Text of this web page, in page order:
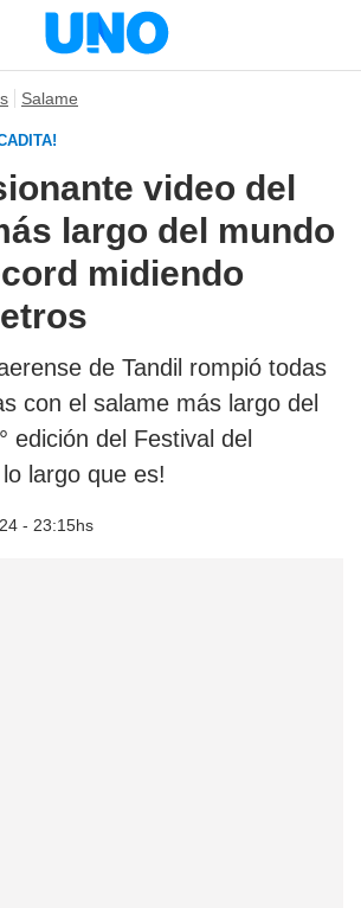
Salame
video del
largo del mundo
midiendo
de Tandil rompió todas
con el salame más largo del
edición del Festival del
largo que es!
- 23:15hs